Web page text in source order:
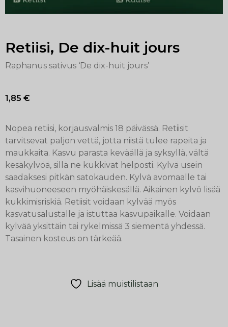
Retiisi, De dix-huit jours
Raphanus sativus ‘De dix-huit jours’
1,85 €
Nopea retiisi, korjausvalmis 18 päivässä. Retiisit
tarvitsevat paljon vettä, jotta niistä tulee rapeita ja
maukkaita. Kasvu parasta keväällä ja syksyllä, vältä
kesäkylvöä, sillä ne kukkivat helposti. Kylvä usein
saadaksesi pitkän satokauden. Kylvä avomaalle tai
kasvihuoneeseen myöhäiskesällä. Aikainen kylvö lisää
kukkimisriskiä. Retiisit voidaan kylvää myös
kasvatusalustalle ja istuttaa kasvupaikalle. Voidaan
kylvää yksittäin tai rykelmissä 3 siementä yhdessä.
Tasainen kosteus on tärkeää.
Lisää muistilistaan